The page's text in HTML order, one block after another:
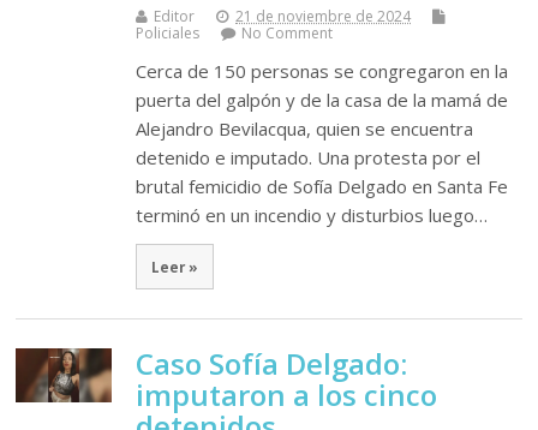
Editor
21 de noviembre de 2024
Policiales
No Comment
Cerca de 150 personas se congregaron en la
puerta del galpón y de la casa de la mamá de
Alejandro Bevilacqua, quien se encuentra
detenido e imputado. Una protesta por el
brutal femicidio de Sofía Delgado en Santa Fe
terminó en un incendio y disturbios luego…
Leer »
Caso Sofía Delgado:
imputaron a los cinco